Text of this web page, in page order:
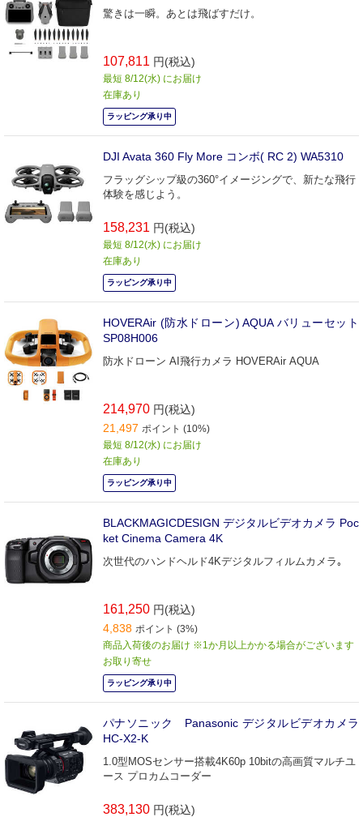
驚きは一瞬。あとは飛ばすだけ。
107,811 円(税込)
最短 8/12(水) にお届け
在庫あり
ラッピング承り中
DJI Avata 360 Fly More コンボ( RC 2) WA5310
フラッグシップ級の360°イメージングで、新たな飛行
体験を感じよう。
158,231 円(税込)
最短 8/12(水) にお届け
在庫あり
ラッピング承り中
HOVERAir (防水ドローン) AQUA バリューセット
SP08H006
防水ドローン AI飛行カメラ HOVERAir AQUA
214,970 円(税込)
21,497 ポイント (10%)
最短 8/12(水) にお届け
在庫あり
ラッピング承り中
BLACKMAGICDESIGN デジタルビデオカメラ Poc
ket Cinema Camera 4K
次世代のハンドヘルド4Kデジタルフィルムカメラ｡
161,250 円(税込)
4,838 ポイント (3%)
商品入荷後のお届け ※1か月以上かかる場合がございます
お取り寄せ
ラッピング承り中
パナソニック Panasonic デジタルビデオカメラ
HC-X2-K
1.0型MOSセンサー搭載4K60p 10bitの高画質マルチユ
ース プロカムコーダー
383,130 円(税込)